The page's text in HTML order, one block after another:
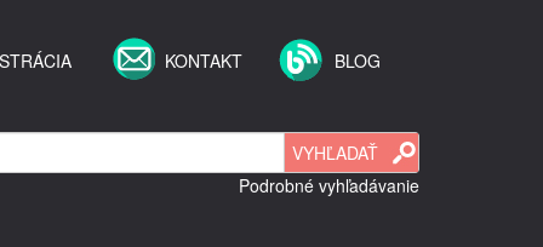
KONTAKT BLOG
Podrobné vyhľadávanie